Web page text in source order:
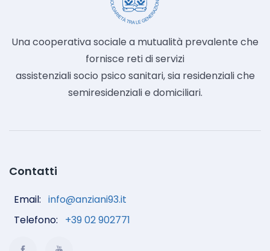
Una cooperativa sociale a mutualità prevalente che
fornisce reti di servizi
assistenziali socio psico sanitari, sia residenziali che
semiresidenziali e domiciliari.
Contatti
Email: info@anziani93.it
Telefono:
+39 02 902771